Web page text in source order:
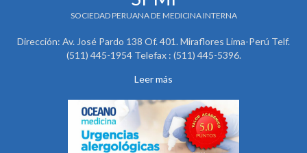
SOCIEDAD PERUANA DE MEDICINA INTERNA
Dirección: Av. José Pardo 138 Of. 401. Miraflores Lima-Perú Telf.
(511) 445-1954 Telefax : (511) 445-5396.
Leer más